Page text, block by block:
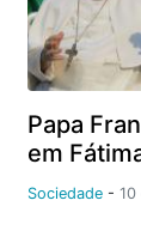
Papa
em
Sociedade - 10